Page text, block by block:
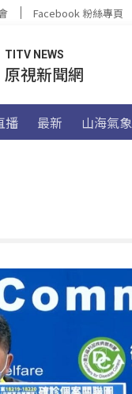
Facebook 粉絲專頁
TITV NEWS
原視新聞網
播 最新 山海氣象